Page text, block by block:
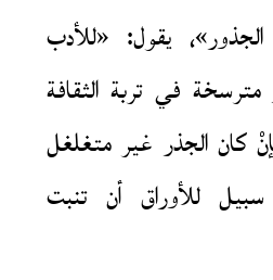
يقول: «للأدب
في تربة الثقافة
كان الجذر غير متغلغل
للأوراق أن تنبت